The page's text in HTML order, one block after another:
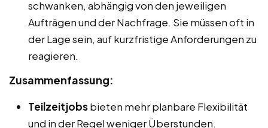
schwanken, abhängig von den jeweiligen
Aufträgen und der Nachfrage. Sie müssen oft in
der Lage sein, auf kurzfristige Anforderungen zu
reagieren.
Zusammenfassung:
Teilzeitjobsbieten mehr planbare Flexibilität
und in der Regel weniger Überstunden.